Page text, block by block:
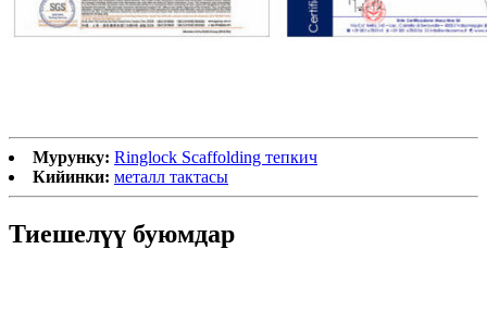
Мурунку: Ringlock Scaffolding тепкич
Кийинки: металл тактасы
Тиешелүү буюмдар